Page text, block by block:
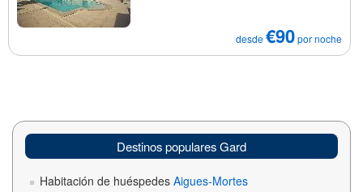
desde€90por noche
Destinos populares Gard
Habitación de huéspedes Aigues-Mortes